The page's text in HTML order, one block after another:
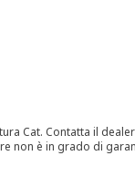
Cat. Contatta il
non è in grado di